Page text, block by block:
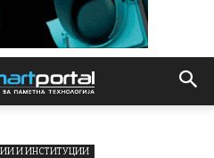
И ИНСТИТУЦИИ